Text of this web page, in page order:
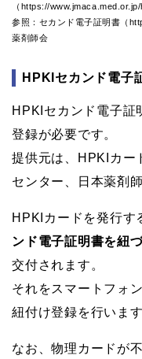
（https://
参照：セカンド電子証明書（
薬剤師会
HPKIセカンド電子
HPKIセカンド電子証
登録が必要です。
提供元は、HPKIカー
センター、日本薬剤
HPKIカードを発行す
ンド電子証明書を紐
交付されます。
それをスマートフォ
紐付け登録を行います
なお、物理カードが